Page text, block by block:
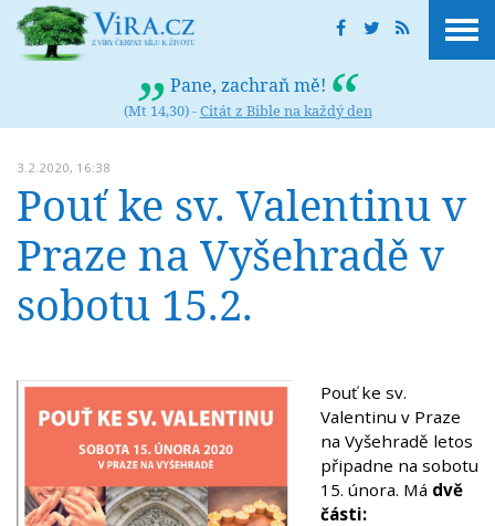
Pane, zachraň mě!
(Mt 14,30) -Citát z Bible na každý den
3.2.2020, 16:38
Pouť ke sv. Valentinu v
Praze na Vyšehradě v
sobotu 15.2.
Pouť ke sv.
Valentinu v Praze
na Vyšehradě letos
připadne na sobotu
15. února. Má dvě
části: